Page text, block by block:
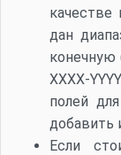
качестве
дан
конечную
XXXX-
полей
добавить
Если